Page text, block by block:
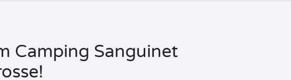
Camping Sanguinet